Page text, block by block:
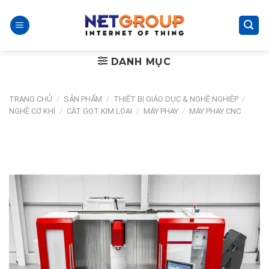
content
DANH MỤC
TRANG CHỦ / SẢN PHẨM / THIẾT BỊ GIÁO DỤC & NGHỀ NGHIỆP /
NGHỀ CƠ KHÍ / CẮT GỌT KIM LOẠI / MÁY PHAY / MÁY PHAY CNC